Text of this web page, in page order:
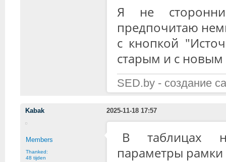
Я не
предпочитаю
с кнопкой
старым и с новым
SED.by - создание
Kabak 2025-11-18 17:57
Members
Thanked:
48 tijden
В таблицах
параметры рамки